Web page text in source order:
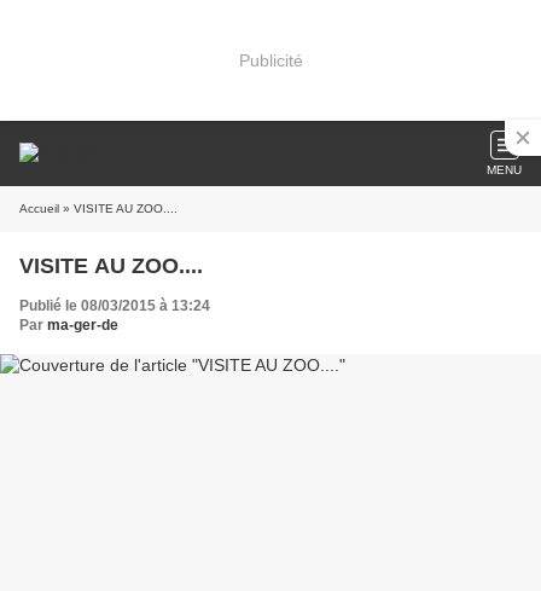
Publicité
MENU
Accueil » VISITE AU ZOO....
VISITE AU ZOO....
Publié le 08/03/2015 à 13:24
Par ma-ger-de